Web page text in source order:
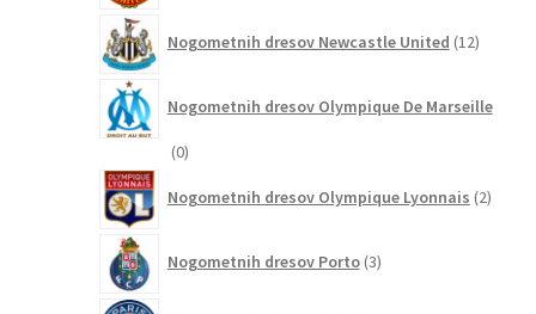
Nogometnih dresov Newcastle United 12izdelkov
Nogometnih dresov Olympique De Marseille
00
Nogometnih dresov Olympique Lyonnais 2izdelka
Nogometnih dresov Porto 3izdelki